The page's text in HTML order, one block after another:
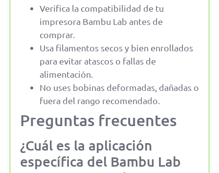
Verifica la compatibilidad de tu
impresora Bambu Lab antes de
comprar.
Usa filamentos secos y bien enrollados
para evitar atascos o fallas de
alimentación.
No uses bobinas deformadas, dañadas o
fuera del rango recomendado.
Preguntas frecuentes
¿Cuál es la aplicación
específica del Bambu Lab